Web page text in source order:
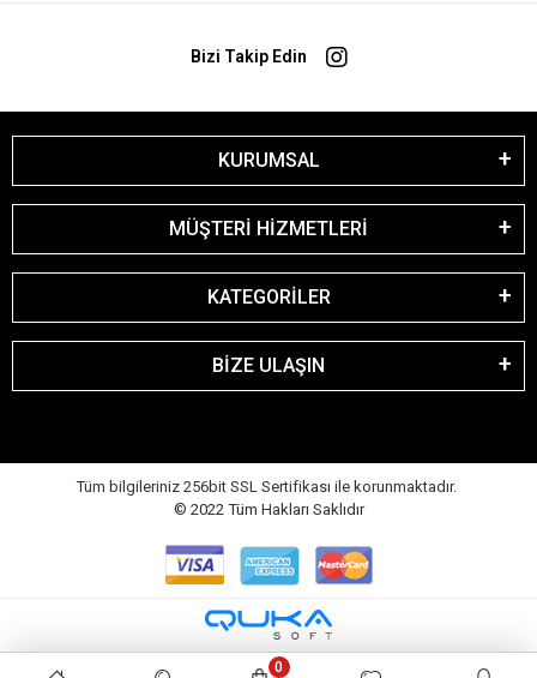
Bizi Takip Edin
KURUMSAL
MÜŞTERİ HİZMETLERİ
KATEGORİLER
BİZE ULAŞIN
Tüm bilgileriniz 256bit SSL Sertifikası ile korunmaktadır.
© 2022 Tüm Hakları Saklıdır
0